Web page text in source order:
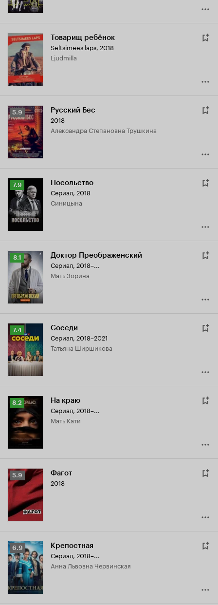
Товарищ ребёнок
Seltsimees laps, 2018
Ljudmilla
Рейтинг
Кинопоиска
5.9
5.9 Русский Бес
2018
Александра Степановна Трушкина
Рейтинг
Кинопоиска
7.9
7.9 Посольство
Сериал, 2018
Синицына
Рейтинг
Кинопоиска
8.1
8.1 Доктор Преображенский
Сериал, 2018–...
мать Зорина
Рейтинг
Кинопоиска
7.4
7.4 Соседи
Сериал, 2018–2021
Татьяна Ширшикова
Рейтинг
Кинопоиска
8.2
8.2 На краю
Сериал, 2018–...
мать Кати
Рейтинг
Кинопоиска
5.9 Фагот
2018
Рейтинг
Кинопоиска
6.9
6.9 Крепостная
Сериал, 2018–...
Анна Львовна Червинская